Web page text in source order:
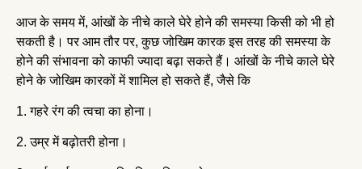
आज के समय में, आंखों के नीचे काले घेरे होने की समस्या किसी को भी हो
सकती है। पर आम तौर पर, कुछ जोखिम कारक इस तरह की समस्या के
होने की संभावना को काफी ज्यादा बढ़ा सकते हैं। आंखों के नीचे काले घेरे
होने के जोखिम कारकों में शामिल हो सकते हैं, जैसे कि
1. गहरे रंग की त्वचा का होना।
2. उम्र में बढ़ोतरी होना।